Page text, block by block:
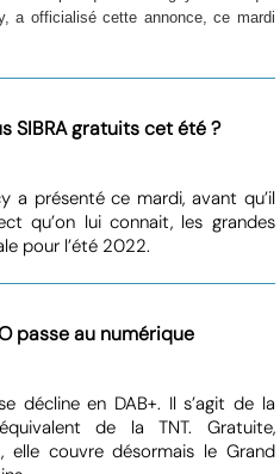
a officialisé cette annonce, ce mardi
SIBRA gratuits cet été ?
a présenté ce mardi, avant qu’il
qu’on lui connait, les grandes
pour l’été 2022.
passe au numérique
décline en DAB+. Il s’agit de la
de la TNT. Gratuite,
elle couvre désormais le Grand